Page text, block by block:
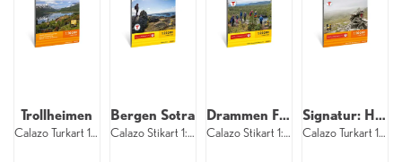
Trollheimen
Calazo Turkart 1:50 000
Bergen Sotra
Calazo Stikart 1:25 000
Drammen Finnemarka
Calazo Stikart 1:25 000
Signatur: Helt på grensen
Calazo Turkart 1:50 000